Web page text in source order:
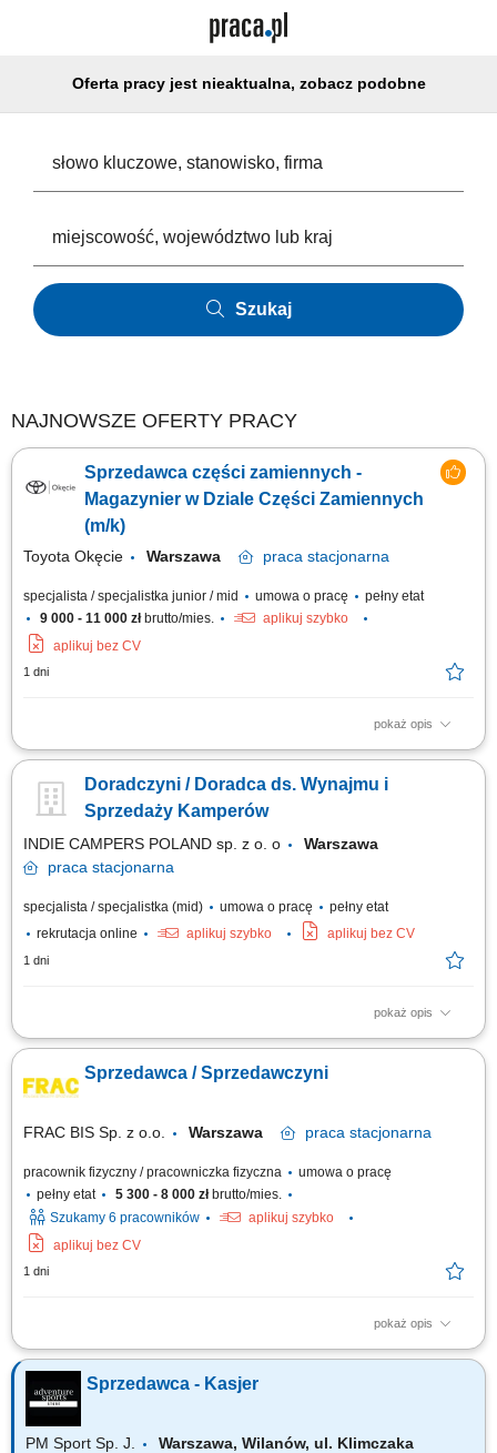
Oferta pracy jest nieaktualna, zobacz podobne
Szukaj
NAJNOWSZE OFERTY PRACY
Sprzedawca części zamiennych -
Magazynier w Dziale Części Zamiennych
(m/k)
Toyota Okęcie Warszawa praca stacjonarna
specjalista / specjalistka junior / mid umowa o pracę
pełny etat
9 000 - 11 000 złbrutto/mies.
aplikuj szybko
aplikuj bez CV
1 dni
pokaż opis
Twoje zadania profesjonalna obsługa klientów, doradztwo w zakresie
pozyskiwanie nowych; obsługa wydawania części zamiennych na
zlecenia serwisowe; prace w magazynie; realizacja przyjęcia towaru do
Doradczyni / Doradca ds. Wynajmu i
Sprzedaży Kamperów
INDIE CAMPERS POLAND sp. z o. o
Warszawa
praca stacjonarna
specjalista / specjalistka (mid) umowa o pracę
pełny etat
rekrutacja online
aplikuj szybko aplikuj bez CV
1 dni
pokaż opis
Zakres obowiązków: obsługa klientów zainteresowanych wynajmem i
obowiązującymi procedurami, prowadzenie prezentacji pojazdów i
omawianie ich funkcjonalności, identyfikowanie potrzeb klientów i
Sprzedawca / Sprzedawczyni
FRAC BIS Sp. z o.o. Warszawa praca stacjonarna
pracownik fizyczny / pracowniczka fizyczna
umowa o pracę
pełny etat
5 300 - 8 000 złbrutto/mies.
Szukamy 6 pracowników
aplikuj szybko
aplikuj bez CV
1 dni
pokaż opis
Prowadzenie sprzedaży i obsługa kasy fiskalnej; Wykładanie asortymentu
oraz dbanie o estetyczny wygląd półek; Weryfikacja terminów
przydatności produktów; Utrzymywanie porządku na terenie sklepu;
Sprzedawca - Kasjer
PM Sport Sp. J.
Warszawa, Wilanów, ul. Klimczaka